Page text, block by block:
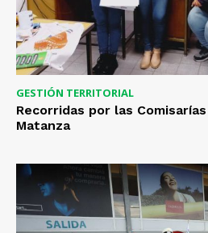
GESTIÓN TERRITORIAL
Recorridas por las
Matanza